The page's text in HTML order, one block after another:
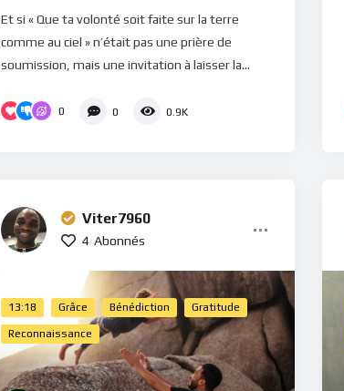
Et si « Que ta volonté soit faite sur la terre
comme au ciel » n’était pas une prière de
soumission, mais une invitation à laisser la...
0 0 0.9K
Viter7960
4 Abonnés
13:18 Grâce Bénédiction Gratitude
Reconnaissance